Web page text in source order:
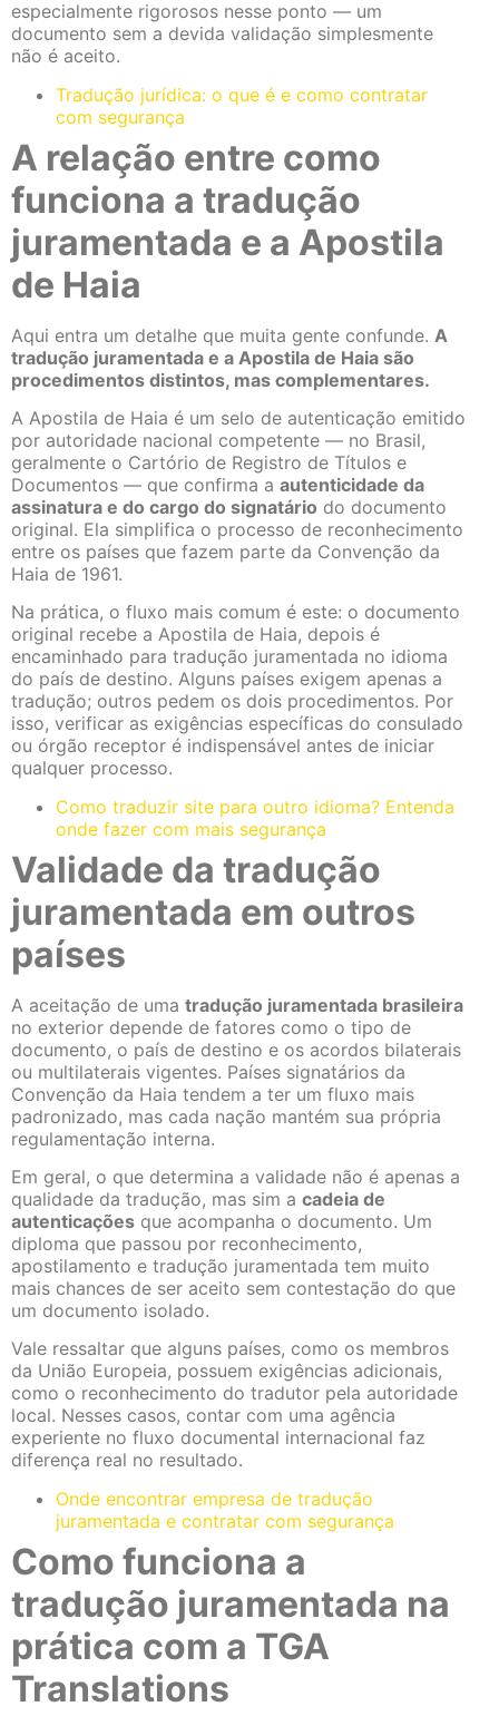
especialmente rigorosos nesse ponto — um
documento sem a devida validação simplesmente
não é aceito.
Tradução jurídica: o que é e como contratar
com segurança
A relação entre como
funciona a tradução
juramentada e a Apostila
de Haia
Aqui entra um detalhe que muita gente confunde. A
tradução juramentada e a Apostila de Haia são
procedimentos distintos, mas complementares.
A Apostila de Haia é um selo de autenticação emitido
por autoridade nacional competente — no Brasil,
geralmente o Cartório de Registro de Títulos e
Documentos — que confirma a autenticidade da
assinatura e do cargo do signatário do documento
original. Ela simplifica o processo de reconhecimento
entre os países que fazem parte da Convenção da
Haia de 1961.
Na prática, o fluxo mais comum é este: o documento
original recebe a Apostila de Haia, depois é
encaminhado para tradução juramentada no idioma
do país de destino. Alguns países exigem apenas a
tradução; outros pedem os dois procedimentos. Por
isso, verificar as exigências específicas do consulado
ou órgão receptor é indispensável antes de iniciar
qualquer processo.
Como traduzir site para outro idioma? Entenda
onde fazer com mais segurança
Validade da tradução
juramentada em outros
países
A aceitação de uma tradução juramentada brasileira
no exterior depende de fatores como o tipo de
documento, o país de destino e os acordos bilaterais
ou multilaterais vigentes. Países signatários da
Convenção da Haia tendem a ter um fluxo mais
padronizado, mas cada nação mantém sua própria
regulamentação interna.
Em geral, o que determina a validade não é apenas a
qualidade da tradução, mas sim a cadeia de
autenticações que acompanha o documento. Um
diploma que passou por reconhecimento,
apostilamento e tradução juramentada tem muito
mais chances de ser aceito sem contestação do que
um documento isolado.
Vale ressaltar que alguns países, como os membros
da União Europeia, possuem exigências adicionais,
como o reconhecimento do tradutor pela autoridade
local. Nesses casos, contar com uma agência
experiente no fluxo documental internacional faz
diferença real no resultado.
Onde encontrar empresa de tradução
juramentada e contratar com segurança
Como funciona a
tradução juramentada na
prática com a TGA
Translations